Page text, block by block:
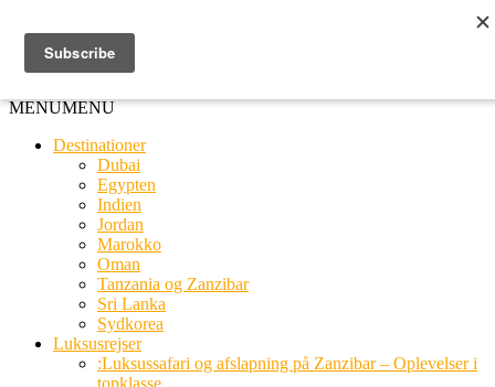
MENUMENU
Destinationer
Dubai
Egypten
Indien
Jordan
Marokko
Oman
Tanzania og Zanzibar
Sri Lanka
Sydkorea
Luksusrejser
:Luksussafari og afslapning på Zanzibar – Oplevelser i
topklasse